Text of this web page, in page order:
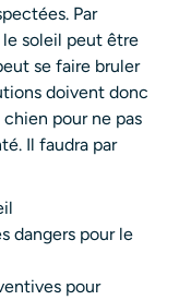
Par
soleil peut être
se faire bruler
doivent donc
pour ne pas
Il faudra par
dangers pour le
pour